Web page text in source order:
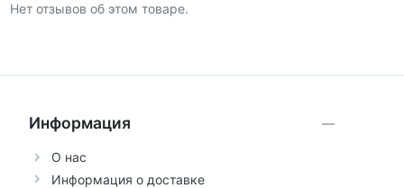
Нет отзывов об этом товаре.
Информация
О нас
Информация о доставке